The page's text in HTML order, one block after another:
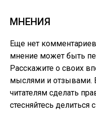
МНЕНИЯ
Еще нет
мнение может быть
Расскажите о своих
мыслями и отзывами.
читателям сделать
стесняйтесь